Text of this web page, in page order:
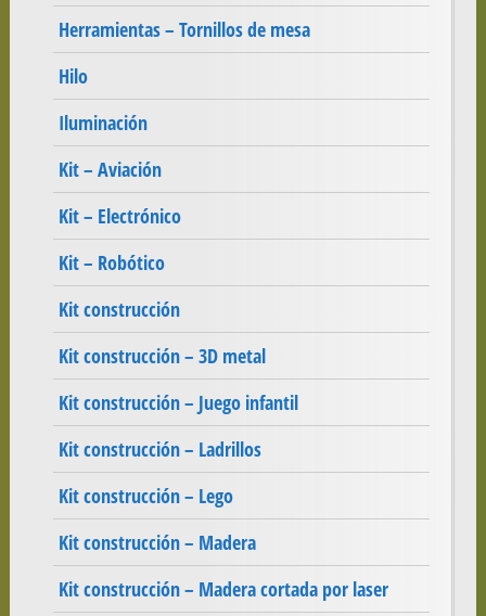
Herramientas – Tornillos de mesa
Hilo
Iluminación
Kit – Aviación
Kit – Electrónico
Kit – Robótico
Kit construcción
Kit construcción – 3D metal
Kit construcción – Juego infantil
Kit construcción – Ladrillos
Kit construcción – Lego
Kit construcción – Madera
Kit construcción – Madera cortada por laser